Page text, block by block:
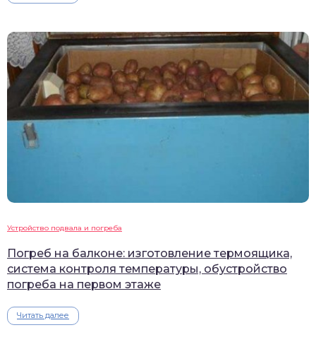
Устройство подвала и погреба
Погреб на балконе: изготовление термоящика,
система контроля температуры, обустройство
погреба на первом этаже
Читать далее